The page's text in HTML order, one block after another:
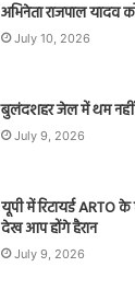
अभिनेता राजपाल यादव
July 10, 2026
बुलंदशहर जेल में थम नहीं
July 9, 2026
यूपी में रिटायर्ड ARTO
देख आप होंगे हैरान
July 9, 2026